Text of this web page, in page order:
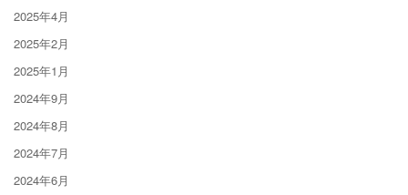
2025年4月
2025年2月
2025年1月
2024年9月
2024年8月
2024年7月
2024年6月